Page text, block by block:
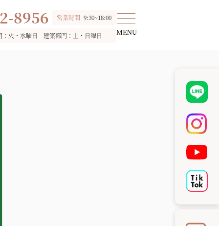
8956 営業時間 9:30~18:00
：火・水曜日 建築部門：土・日曜日